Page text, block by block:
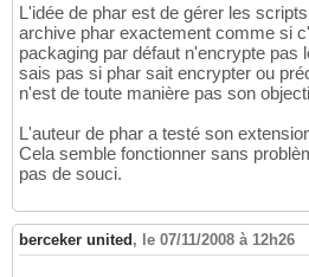
L'idée de phar est de gérer les
archive phar exactement comme si
packaging par défaut n'encrypte pas
sais pas si phar sait encrypter ou
n'est de toute manière pas son
L'auteur de phar a testé son
Cela semble fonctionner sans
pas de souci.
berceker united , le 07/11/2008 à 12h26